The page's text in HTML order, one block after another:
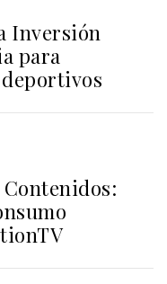
Inversión
para
Contenidos: